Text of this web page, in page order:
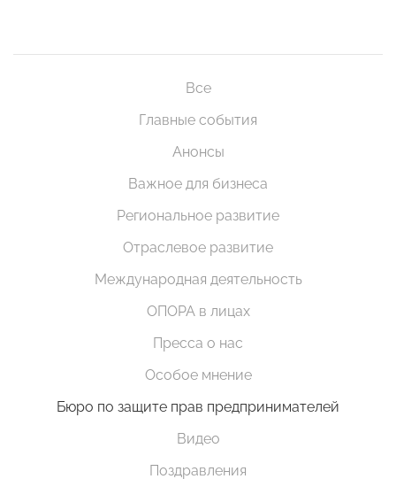
Все
Главные события
Анонсы
Важное для бизнеса
Региональное развитие
Отраслевое развитие
Международная деятельность
ОПОРА в лицах
Пресса о нас
Особое мнение
Бюро по защите прав предпринимателей
Видео
Поздравления